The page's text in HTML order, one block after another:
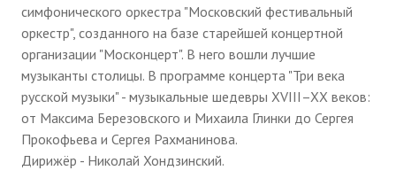
симфонического оркестра "Московский фестивальный
оркестр", созданного на базе старейшей концертной
организации "Москонцерт". В него вошли лучшие
музыканты столицы. В программе концерта "Три века
русской музыки" - музыкальные шедевры XVIII–XX веков:
от Максима Березовского и Михаила Глинки до Сергея
Прокофьева и Сергея Рахманинова.
Дирижёр - Николай Хондзинский.